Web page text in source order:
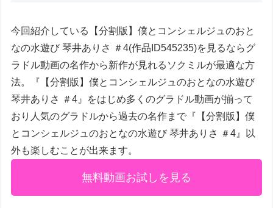
今回紹介している【分割版】僕とコンシェルジュのおと
なの水遊び 琴井ありさ ＃4(作品ID545235)を見るならグ
ラドル動画の名作から新作が見れるソクミルが最適な方
法。『【分割版】僕とコンシェルジュのおとなの水遊び
琴井ありさ ＃4』をはじめ多くのグラドル動画が揃って
おり人気のグラドルから過去の名作まで『【分割版】僕
とコンシェルジュのおとなの水遊び 琴井ありさ ＃4』以
外も楽しむことが出来ます。
無料動画お試しを見る